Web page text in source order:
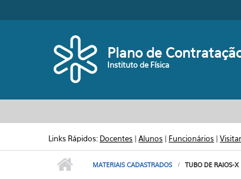
Plano de
Instituto de Física
Links Rápidos: Docentes |Alunos | Funcionários |
MATERIAIS CADASTRADOS TUBO DE RAIOS-X